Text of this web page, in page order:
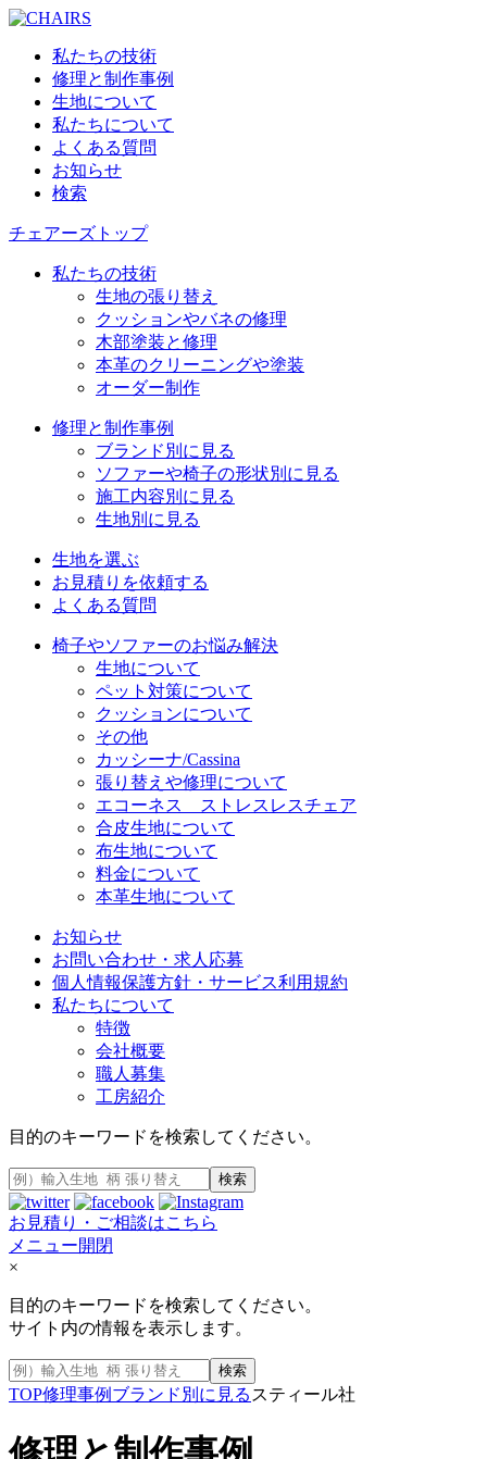
私たちの技術
修理と制作事例
生地について
私たちについて
よくある質問
お知らせ
検索
チェアーズトップ
私たちの技術
生地の張り替え
クッションやバネの修理
木部塗装と修理
本革のクリーニングや塗装
オーダー制作
修理と制作事例
ブランド別に見る
ソファーや椅子の形状別に見る
施工内容別に見る
生地別に見る
生地を選ぶ
お見積りを依頼する
よくある質問
椅子やソファーのお悩み解決
生地について
ペット対策について
クッションについて
その他
カッシーナ/Cassina
張り替えや修理について
エコーネス ストレスレスチェア
合皮生地について
布生地について
料金について
本革生地について
お知らせ
お問い合わせ・求人応募
個人情報保護方針・サービス利用規約
私たちについて
特徴
会社概要
職人募集
工房紹介
目的のキーワードを検索してください。
検索
お見積り・ご相談はこちら
メニュー開閉
×
目的のキーワードを検索してください。
サイト内の情報を表示します。
検索
TOP修理事例 ブランド別に見る スティール社